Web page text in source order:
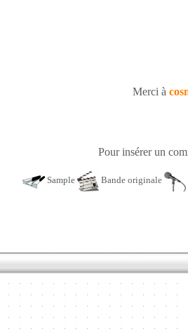
Merci à
Pour insérer un
Sample Bande originale